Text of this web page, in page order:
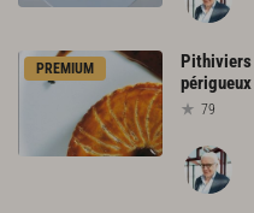
PREMIUM Pithiviers
périgueux
79